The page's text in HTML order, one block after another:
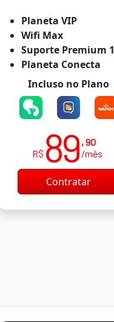
Planeta VIP
Wifi Max
Suporte Premium 1
Planeta Conecta
Incluso no Plano
R$ 89 , 90
/mês
Contratar